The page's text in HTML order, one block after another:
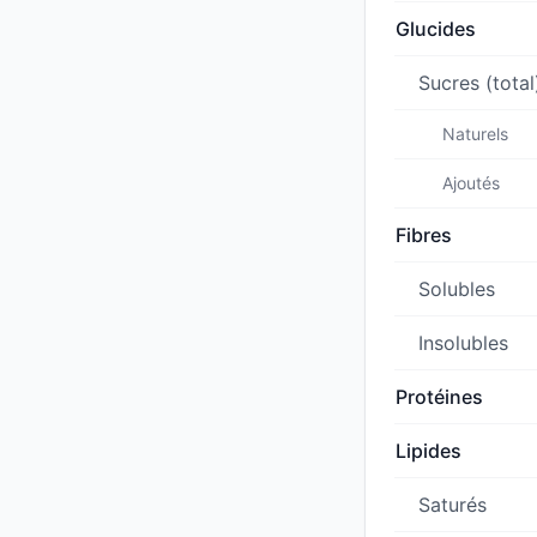
Glucides
Sucres
Naturels
Ajoutés
Fibres
Solubles
Insolubles
Protéines
Lipides
Saturés